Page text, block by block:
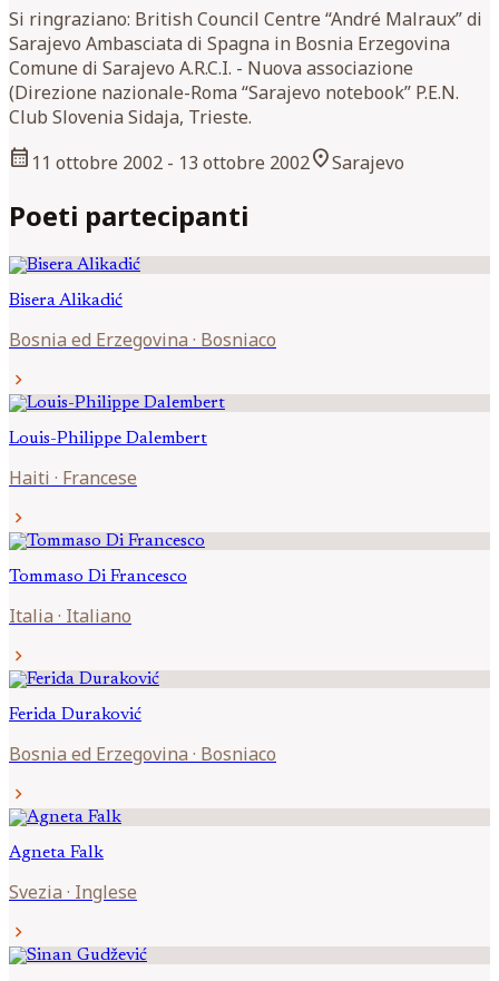
Si ringraziano: British Council Centre “André Malraux” di
Sarajevo Ambasciata di Spagna in Bosnia Erzegovina
Comune di Sarajevo A.R.C.I. - Nuova associazione
(Direzione nazionale-Roma “Sarajevo notebook” P.E.N.
Club Slovenia Sidaja, Trieste.
calendar_month 11 ottobre 2002 - 13 ottobre 2002location_onSarajevo
Poeti partecipanti
BiseraAlikadić
Bosnia ed Erzegovina · Bosniaco
chevron_right
Louis-Philippe Dalembert
Haiti · Francese
chevron_right
Tommaso Di Francesco
Italia · Italiano
chevron_right
Ferida Duraković
Bosnia ed Erzegovina · Bosniaco
chevron_right
Agneta Falk
Svezia · Inglese
chevron_right